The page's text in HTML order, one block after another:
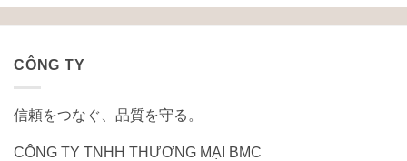
CÔNG TY
信頼をつなぐ、品質を守る。
CÔNG TY TNHH THƯƠNG MẠI BMC